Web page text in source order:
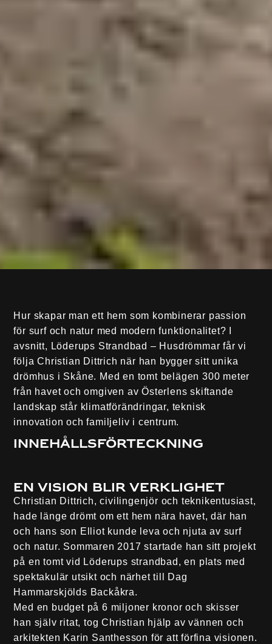
Hur skapar man ett hem som kombinerar passion
för surf och natur med modern funktionalitet? I
avsnitt, Löderups Strandbad – Husdrömmar får vi
följa Christian Dittrich när han bygger sitt unika
drömhus i Skåne. Med en tomt belägen 300 meter
från havet och omgiven av Österlens skiftande
landskap står klimatförändringar, teknisk
innovation och familjeliv i centrum.
Innehållsförteckning
En vision blir verklighet
Christian Dittrich, civilingenjör och teknikentusiast,
hade länge drömt om ett hem nära havet, där han
och hans son Elliot kunde leva och njuta av surf
och natur. Sommaren 2017 startade han sitt projekt
på en tomt vid Löderups strandbad, en plats med
spektakulär utsikt och närhet till Dag
Hammarskjölds Backåkra.
Med en budget på 6 miljoner kronor och skisser
han själv ritat, tog Christian hjälp av vännen och
arkitekten Karin Santhesson för att förfina visionen.